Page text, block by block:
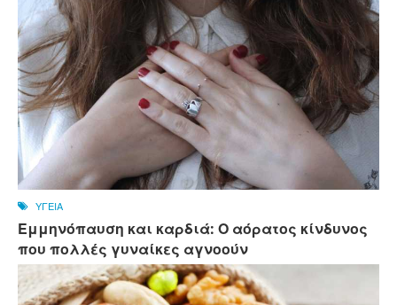
ΥΓΕΙΑ
Εμμηνόπαυση και καρδιά: Ο αόρατος κίνδυνος
που πολλές γυναίκες αγνοούν